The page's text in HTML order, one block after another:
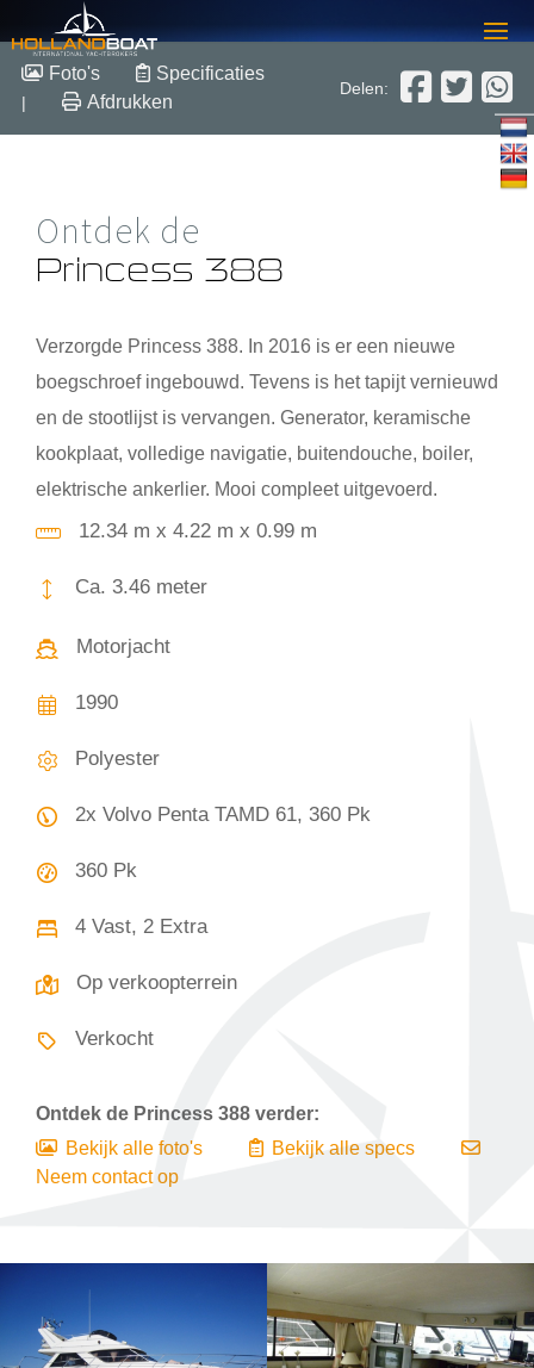
Princess 388
Verkocht
Foto's Specificaties
| Afdrukken
Delen:
Ontdek de
Princess 388
Verzorgde Princess 388. In 2016 is er een nieuwe
boegschroef ingebouwd. Tevens is het tapijt vernieuwd
en de stootlijst is vervangen. Generator, keramische
kookplaat, volledige navigatie, buitendouche, boiler,
elektrische ankerlier. Mooi compleet uitgevoerd.
12.34 m x 4.22 m x 0.99 m
Ca. 3.46 meter
Motorjacht
1990
Polyester
2x Volvo Penta TAMD 61, 360 Pk
360 Pk
4 Vast, 2 Extra
Op verkoopterrein
Verkocht
Ontdek de Princess 388 verder:
Bekijk alle foto's
Bekijk alle specs
Neem contact op